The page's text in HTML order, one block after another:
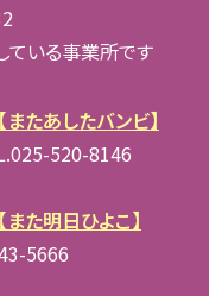
ている事業所です
たあしたバンビ】
520-8146
た明日ひよこ】
5666